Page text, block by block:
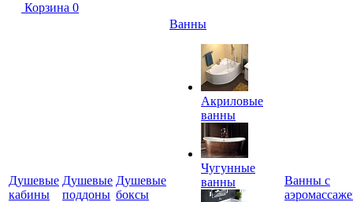
Корзина 0
Душевые
кабины
Душевые
поддоны
Душевые
боксы
Ванны
Акриловые
ванны
Чугунные
ванны
Ванны с